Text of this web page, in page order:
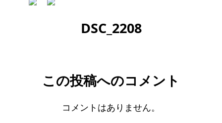
DSC_2208
この投稿へのコメント
コメントはありません。